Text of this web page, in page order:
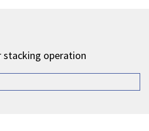
operation